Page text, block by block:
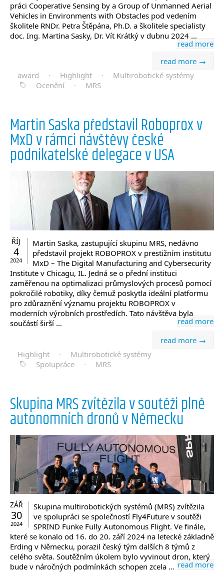
práci Cooperative Sensing by a Group of Unmanned Aerial
Vehicles in Environments with Obstacles pod vedením
školitele RNDr. Petra Štěpána, Ph.D. a školitele specialisty
doc. Ing. Martina Sasky, Dr. Vít Krátký v dubnu 2024 …
read more
read more →
award
· Highlight ·
Multirobotické systémy
Ocenění
· MRS
Martin Saska představil Roboprox v
MxD v rámci návštěvy české
podnikatelské delegace v USA
ŘÍJ
4
2024
Martin Saska, zastupující skupinu MRS, nedávno
představil projekt ROBOPROX v prestižním institutu
MxD – The Digital Manufacturing and Cybersecurity
Institute v Chicagu, IL. Jedná se o přední instituci
zaměřenou na optimalizaci průmyslových procesů pomocí
pokročilé robotiky, díky čemuž poskytla ideální platformu
pro zdůraznění významu projektu ROBOPROX v
moderních výrobních prostředích. Tato návštěva byla
součástí širší …
read more
read more →
Highlight
·
Multirobotické systémy
Spolupráce
· MRS
Skupina MRS zvítězila v soutěži plně
autonomních dronů v Německu
ZÁŘ
30
2024
Skupina multirobotických systémů (MRS) zvítězila
ve spolupráci se společností Fly4Future v soutěži
SPRIND Funke Fully Autonomous Flight. Ve finále,
které se konalo od 16. do 20. září 2024 na letecké základně
Erding v Německu, porazil český tým dalších 8 týmů z
celého světa. Soutěžním úkolem bylo vyvinout dron, který
bude v náročných podmínkách schopen zcela … read more